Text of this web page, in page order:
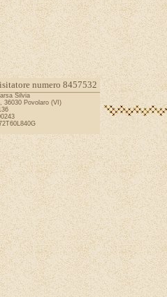
numero 8457532
Silvia
36030 Povolaro (VI)